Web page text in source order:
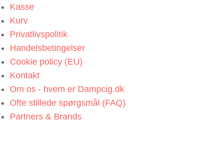
Kasse
Kurv
Privatlivspolitik
Handelsbetingelser
Cookie policy (EU)
Kontakt
Om os - hvem er Dampcig.dk
Ofte stillede spørgsmål (FAQ)
Partners & Brands